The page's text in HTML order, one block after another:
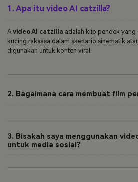
1. Apa itu video AI catzilla?
A video AI catzilla adalah klip pendek yang
kucing raksasa dalam skenario sinematik
digunakan untuk konten viral.
2. Bagaimana cara membuat film
3. Bisakah saya menggunakan
untuk media sosial?